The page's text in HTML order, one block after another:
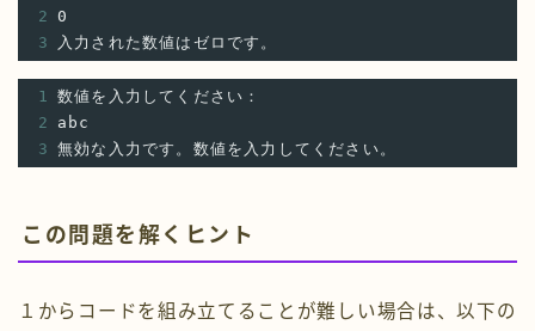
2 0
3
入力された数値はゼロです。
1 数値を入力してください：
2
abc
3 無効な入力です。数値を入力してください。
この問題を解くヒント
１からコードを組み立てることが難しい場合は、以下の